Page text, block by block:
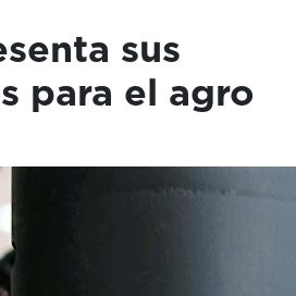
sus
para el agro